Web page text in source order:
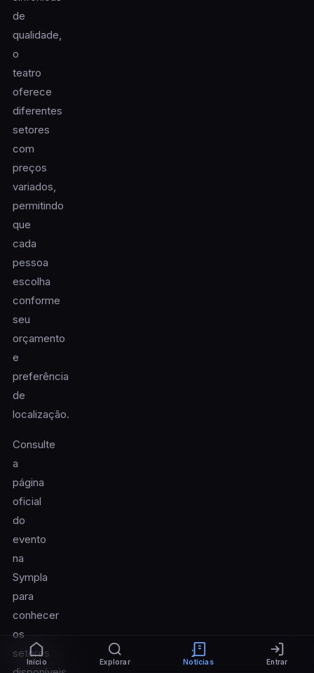
de
qualidade,
o
teatro
oferece
diferentes
setores
com
preços
variados,
permitindo
que
cada
pessoa
escolha
conforme
seu
orçamento
e
preferência
de
localização.
Consulte
a
página
oficial
do
evento
na
Sympla
para
conhecer
os
setores
Início Explorar Notícias Entrar